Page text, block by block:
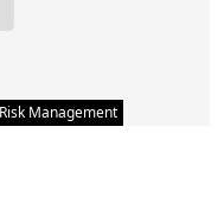
Management